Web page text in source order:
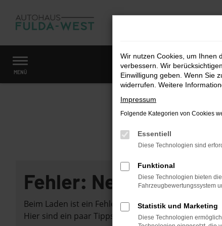
Zum
Hauptinhalt
MENÜ
Startseite Fahrzeugmarkt
Fehler: Network Error
Beim Laden ist ein Fehler aufgetreten.
Hier sind ein paar Tipps, die dir helfen können:
Wir nutzen Cookies, um Ihnen
verbessern. Wir
Einwilligung geben. Wenn Sie
widerrufen. Weitere
Impressum
Folgende Kategorien von Cookies
Essentiell
Diese Technologien sind
Funktional
Diese Technologien bieten
Fahrzeugbewertungssystem
Statistik und Marketing
Diese Technologien